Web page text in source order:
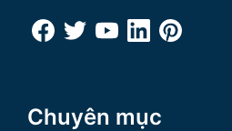
Chuyên mục